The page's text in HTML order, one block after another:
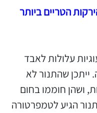
הטריים ביותר
עלולות לאבד
ייתכן שהתנור לא
ושהן חוממו בחום
הגיע לטמפרטורה